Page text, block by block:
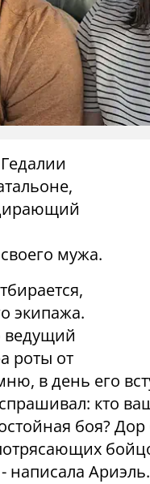
мужа.
экипажа.
ведущий
роты от
в день его
кто
боя?
написала Ариэль.